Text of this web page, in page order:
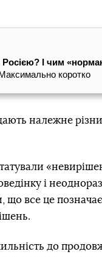
Росією? І чим
коротко
належне
і
все це
до